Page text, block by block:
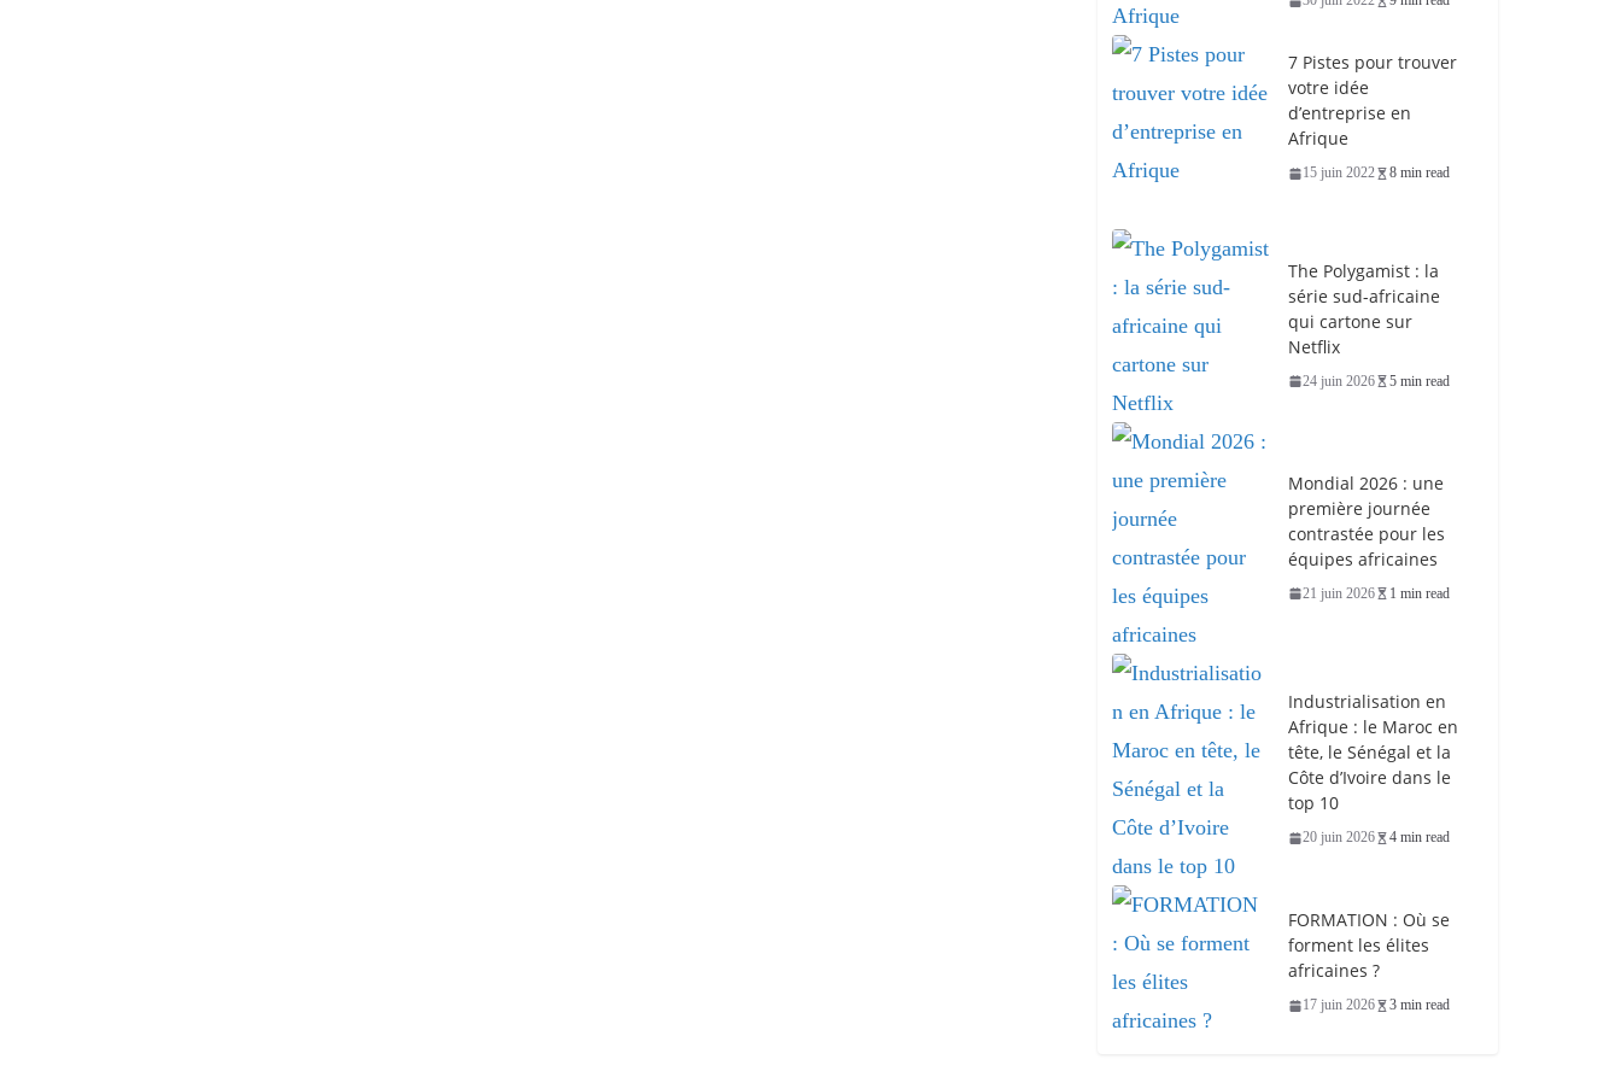
7 Pistes pour trouver
votre idée
d’entreprise en
Afrique
15 juin 2022 8 min read
The Polygamist : la
série sud-africaine
qui cartone sur
Netflix
24 juin 2026 5 min read
Mondial 2026 : une
première journée
contrastée pour les
équipes africaines
21 juin 2026 1 min read
Industrialisation en
Afrique : le Maroc en
tête, le Sénégal et la
Côte d’Ivoire dans le
top 10
20 juin 2026 4 min read
FORMATION : Où se
forment les élites
africaines ?
17 juin 2026 3 min read